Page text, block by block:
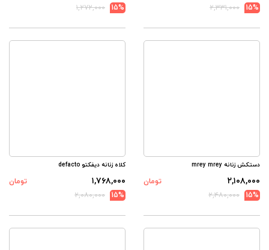
15%
۲,۳۳۱,۰۰۰
15%
۱,۲۷۲,۰۰۰
دستکش زنانه mrey mrey
۲,۱۰۸,۰۰۰
تومان
15%
۲,۴۸۰,۰۰۰
کلاه زنانه دیفکتو defacto
۱,۷۶۸,۰۰۰
تومان
15%
۲,۰۸۰,۰۰۰